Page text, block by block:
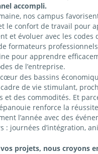
accompli.
nos campus
le confort de travail pour
et évoluer avec les codes
formateurs
pour apprendre
de l’entreprise.
des bassins
de vie stimulant,
et des commodités. Et
renforce la
l’année avec des
: journées d’intégration,
projets, nous croyons